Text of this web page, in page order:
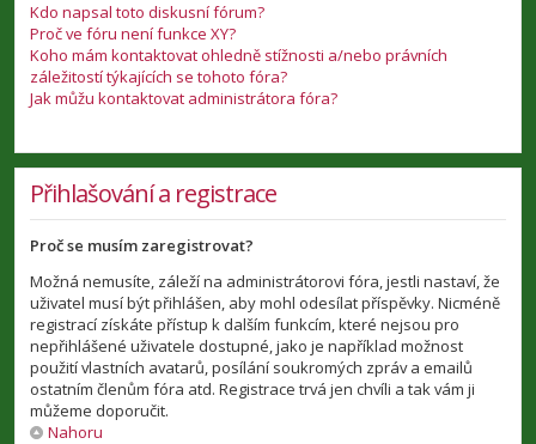
Kdo napsal toto diskusní fórum?
Proč ve fóru není funkce XY?
Koho mám kontaktovat ohledně stížnosti a/nebo právních
záležitostí týkajících se tohoto fóra?
Jak můžu kontaktovat administrátora fóra?
Přihlašování a registrace
Proč se musím zaregistrovat?
Možná nemusíte, záleží na administrátorovi fóra, jestli nastaví, že
uživatel musí být přihlášen, aby mohl odesílat příspěvky. Nicméně
registrací získáte přístup k dalším funkcím, které nejsou pro
nepřihlášené uživatele dostupné, jako je například možnost
použití vlastních avatarů, posílání soukromých zpráv a emailů
ostatním členům fóra atd. Registrace trvá jen chvíli a tak vám ji
můžeme doporučit.
Nahoru